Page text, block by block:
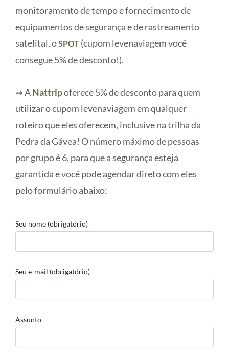
monitoramento de tempo e fornecimento de
equipamentos de segurança e de rastreamento
satelital, oSPOT (cupom levenaviagem você
consegue 5% de desconto!).
⇒ ANattripoferece 5% de desconto para quem
utilizar o cupom levenaviagem em qualquer
roteiro que eles oferecem, inclusive na trilha da
Pedra da Gávea! O número máximo de pessoas
por grupo é 6, para que a segurança esteja
garantida e você pode agendar direto com eles
pelo formulário abaixo:
Seu nome (obrigatório)
Seu e-mail (obrigatório)
Assunto